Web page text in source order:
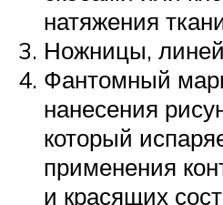
натяжения
Ножницы,
Фантомный
нанесения
который
применения
и красящих